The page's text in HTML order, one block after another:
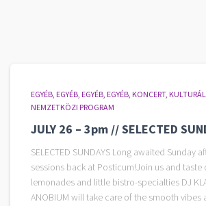
EGYÉB EGYÉB EGYÉB EGYÉB KONCERT
NEMZETKÖZI PROGRAM
JULY 26 – 3pm // SELECTED
SELECTED SUNDAYS Long awaited Sunday
sessions back at Posticum!Join us and
lemonades and little bistro-specialties DJ
ANOBIUM will take care of the smooth